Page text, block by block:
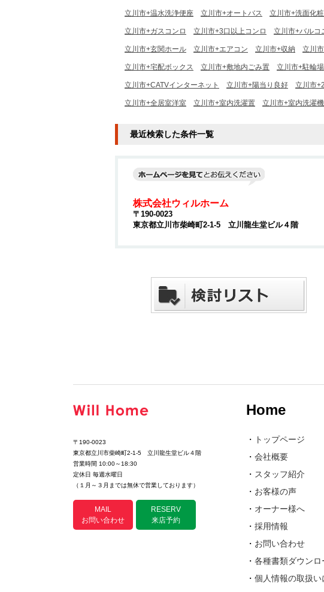
立川市+温水洗浄便座 立川市+オートバス 立川市+洗面化
立川市+ガスコンロ 立川市+3口以上コンロ 立川市+バルコ
立川市+玄関ホール 立川市+エアコン 立川市+収納 立川
立川市+宅配ボックス 立川市+敷地内ごみ置 立川市+駐輪場
立川市+CATVインターネット 立川市+陽当り良好 立川市
立川市+全居室洋室 立川市+室内洗濯置 立川市+室内洗濯
最近検索した条件一覧
株式会社ウィルホーム
〒190-0023
東京都立川市柴崎町2-1-5 立川龍生堂ビル４階
〒190-0023
東京都立川市柴崎町2-1-5 立川龍生堂ビル４階
営業時間 10:00～18:30
定休日 毎週水曜日
（１月～３月までは無休で営業しております）
MAIL
お問い合わせ
RESERV
来店予約
Home
・
トップページ
・ 会社概要
・ スタッフ紹介
・ お客様の声
・ オーナー様へ
・ 採用情報
・ お問い合わせ
・ 各種書類ダウンロ
・ 個人情報の取扱い